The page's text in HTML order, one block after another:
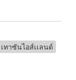
เทาซันไอส์เเลนด์